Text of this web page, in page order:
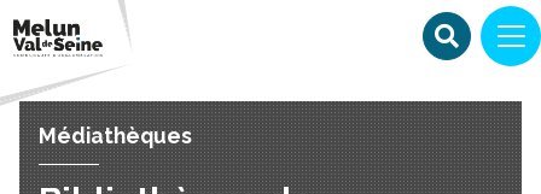
Médiathèques